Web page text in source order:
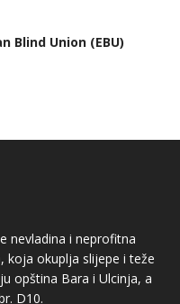
Blind Union (EBU)
nevladina i neprofitna
koja okuplja slijepe i teže
opština Bara i Ulcinja, a
D10.